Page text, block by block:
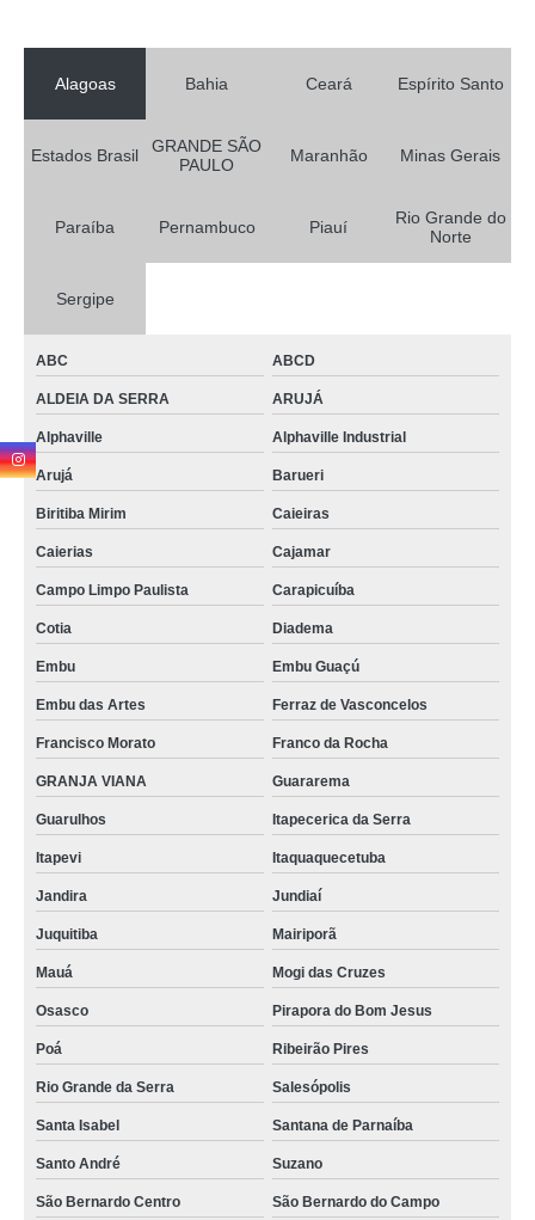
Alagoas Bahia Ceará Espírito Santo
Estados Brasil
GRANDE SÃO
PAULO
Maranhão Minas Gerais
Paraíba Pernambuco Piauí
Rio Grande do
Norte
Sergipe
ABC ABCD
ALDEIA DA SERRA ARUJÁ
Alphaville Alphaville Industrial
Arujá Barueri
Biritiba Mirim Caieiras
Caierias Cajamar
Campo Limpo Paulista Carapicuíba
Cotia Diadema
Embu Embu Guaçú
Embu das Artes Ferraz de Vasconcelos
Francisco Morato Franco da Rocha
GRANJA VIANA Guararema
Guarulhos Itapecerica da Serra
Itapevi Itaquaquecetuba
Jandira Jundiaí
Juquitiba Mairiporã
Mauá Mogi das Cruzes
Osasco Pirapora do Bom Jesus
Poá Ribeirão Pires
Rio Grande da Serra Salesópolis
Santa Isabel Santana de Parnaíba
Santo André Suzano
São Bernardo Centro São Bernardo do Campo